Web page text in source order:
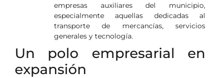
empresas auxiliares del municipio,
especialmente aquellas dedicadas al
transporte de mercancías, servicios
generales y tecnología.
Un polo empresarial en
expansión